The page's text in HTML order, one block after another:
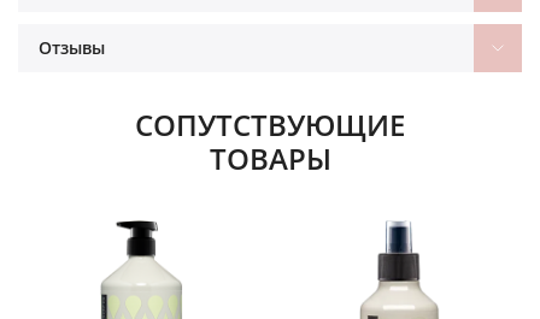
Отзывы
СОПУТСТВУЮЩИЕ
ТОВАРЫ